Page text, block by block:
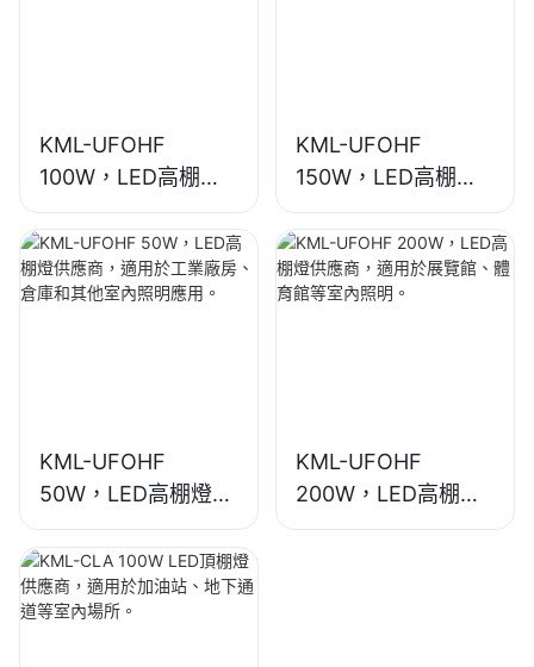
KML-UFOHF
100W，LED高棚燈
供應商，適用於工業
廠房、倉庫和其他室
內照明應用。
KML-UFOHF
150W，LED高棚燈
供應商，適用於工業
廠房、體育館等室內
照明。
KML-UFOHF
50W，LED高棚燈供
應商，適用於工業廠
房、倉庫和其他室內
照明應用。
KML-UFOHF
200W，LED高棚燈
供應商，適用於展覽